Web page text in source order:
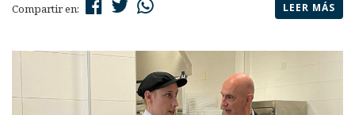
Compartir en: LEER MÁS